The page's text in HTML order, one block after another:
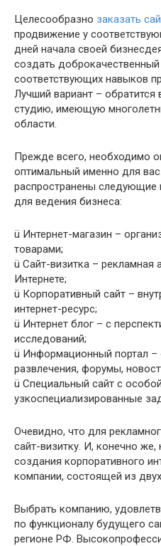
Целесообразно заказать
продвижение у
дней начала своей
создать доброкачественный
соответствующих навыков
Лучший вариант –
студию, имеющую
области.
Прежде всего, необходимо
оптимальный именно для
распространены следующие
для ведения бизнеса:
ü Интернет-магазин –
товарами;
ü Сайт-визитка – рекламная
Интернете;
ü Корпоративный сайт –
интернет-ресурс;
ü Интернет блог – с
исследований;
ü Информационный портал –
развлечения, форумы,
ü Специальный сайт с
узкоспециализированные
Очевидно, что для
сайт-визитку. И, конечно же,
создания корпоративного
компании, состоящей из
Выбрать компанию,
по функционалу будущего
регионе РФ.